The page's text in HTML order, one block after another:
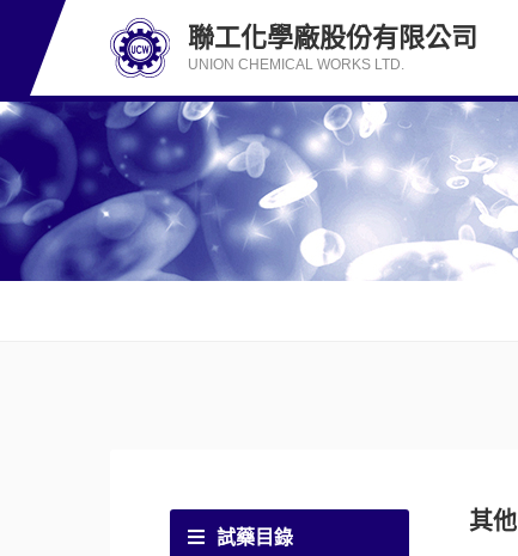
試藥目錄
其他
聯工化學廠股份有限公司
UNION CHEMICAL WORKS LTD.